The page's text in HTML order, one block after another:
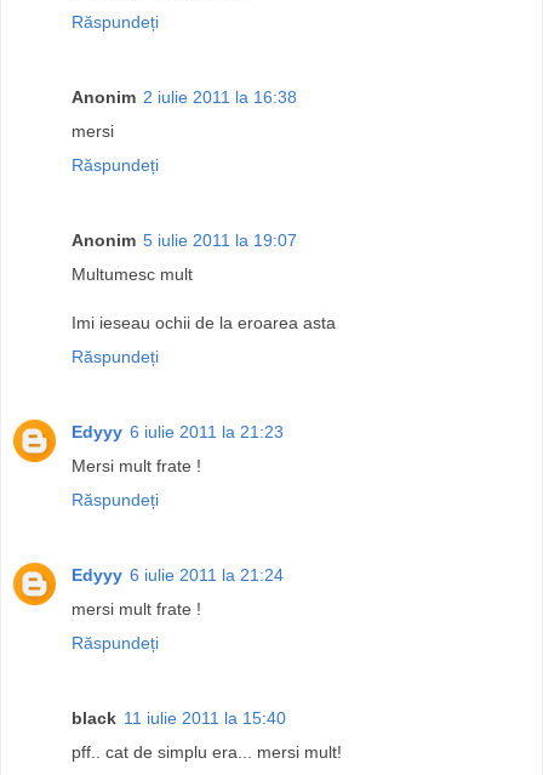
Răspundeți
Anonim 2 iulie 2011 la 16:38
mersi
Răspundeți
Anonim 5 iulie 2011 la 19:07
Multumesc mult
Imi ieseau ochii de la eroarea asta
Răspundeți
Edyyy 6 iulie 2011 la 21:23
Mersi mult frate !
Răspundeți
Edyyy 6 iulie 2011 la 21:24
mersi mult frate !
Răspundeți
black 11 iulie 2011 la 15:40
pff.. cat de simplu era... mersi mult!